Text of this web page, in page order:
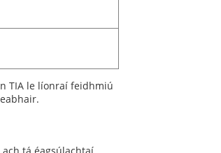
TIA le líonraí feidhmiú
tá éagsúlachtaí